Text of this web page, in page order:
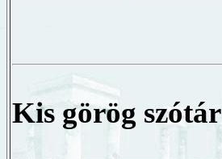
Kis görög szótár